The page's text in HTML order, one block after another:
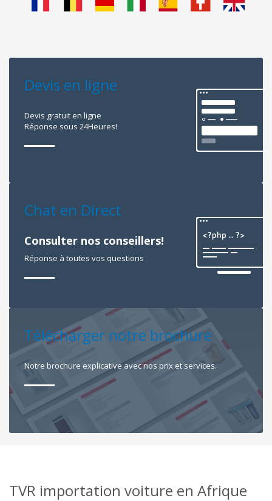
Devis en ligne
Devis gratuit en ligne
Réponse sous 24Heures!
Chat en Direct
Consulter nos conseillers!
Réponse à toutes vos questions
Télécharger notre brochure
Notre brochure explicative avec nos prix et services.
TVR importation voiture en Afrique